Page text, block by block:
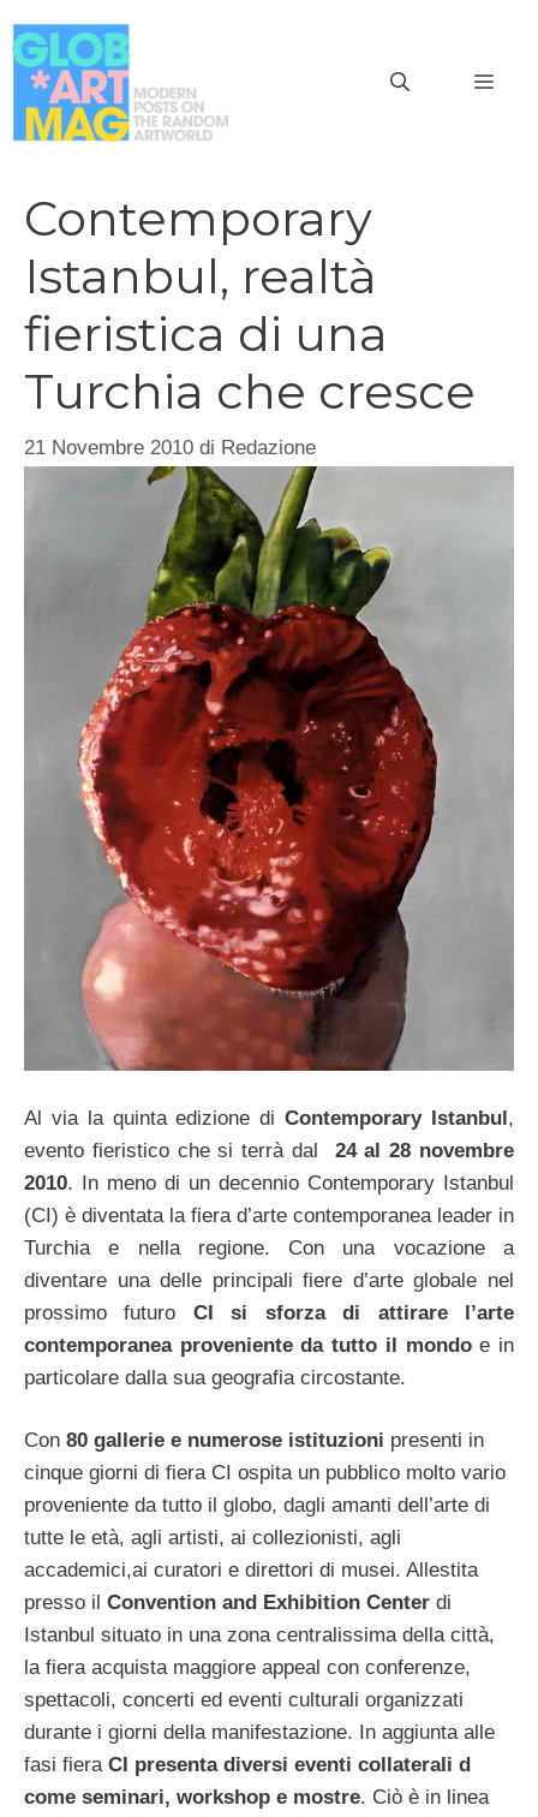
al
contenuto
Contemporary
Istanbul, realtà
fieristica di una
Turchia che cresce
21 Novembre 2010 di Redazione
Al via la quinta edizione di Contemporary Istanbul,
evento fieristico che si terrà dal 24 al 28 novembre
2010. In meno di un decennio Contemporary Istanbul
(CI) è diventata la fiera d’arte contemporanea leader in
Turchia e nella regione. Con una vocazione a
diventare una delle principali fiere d’arte globale nel
prossimo futuro CI si sforza di attirare l’arte
contemporanea proveniente da tutto il mondoe in
particolare dalla sua geografia circostante.
Con 80 gallerie e numerose istituzioni presenti in
cinque giorni di fiera CI ospita un pubblico molto vario
proveniente da tutto il globo, dagli amanti dell’arte di
tutte le età, agli artisti, ai collezionisti, agli
accademici,ai curatori e direttori di musei. Allestita
presso il Convention and Exhibition Center di
Istanbul situato in una zona centralissima della città,
la fiera acquista maggiore appeal con conferenze,
spettacoli, concerti ed eventi culturali organizzati
durante i giorni della manifestazione.
In aggiunta alle
fasi fiera CI presenta diversi eventi collaterali d
come seminari, workshop e mostre. Ciò è in linea